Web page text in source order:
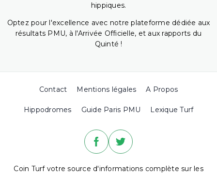
hippiques.
Optez pour l'excellence avec notre plateforme dédiée aux
résultats PMU, à l'Arrivée Officielle, et aux rapports du
Quinté !
Contact Mentions légales A Propos
Hippodromes Guide Paris PMU Lexique Turf
Coin Turf votre source d'informations complète sur les